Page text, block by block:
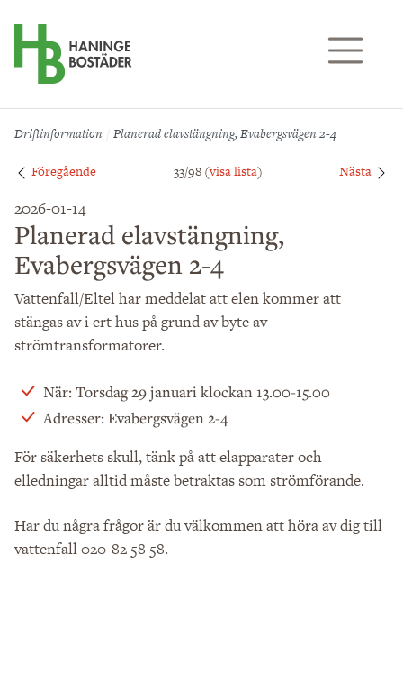
Driftinformation Planerad elavstängning, Evabergsvägen 2-4
Föregående 33/98 (visa lista) Nästa
2026-01-14
Planerad elavstängning,
Evabergsvägen 2-4
Vattenfall/Eltel har meddelat att elen kommer att
stängas av i ert hus på grund av byte av
strömtransformatorer.
När: Torsdag 29 januari klockan 13.00-15.00
Adresser: Evabergsvägen 2-4
För säkerhets skull, tänk på att elapparater och
elledningar alltid måste betraktas som strömförande.
Har du några frågor är du välkommen att höra av dig till
vattenfall 020-82 58 58.